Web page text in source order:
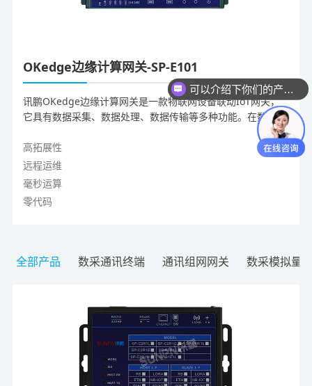
OKedge边缘计算网关-SP-E101
讯鹏OKedge边缘计算网关是一款物联网设备联动IoT网关，
它具有数据采集、数据处理、数据传输等多种功能。在数据采
集方面，OKedge边缘计算网关能够实现高效稳定的数据采
集，解决了传统数据采集过程中常见的问题。
高拓展性
远程运维
毫秒运算
零代码
全部产品 数采通讯终端 通讯组网网关 数采模拟量